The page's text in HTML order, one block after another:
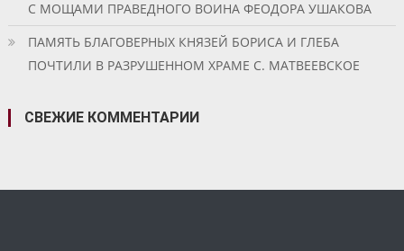
С МОЩАМИ ПРАВЕДНОГО ВОИНА ФЕОДОРА УШАКОВА
ПАМЯТЬ БЛАГОВЕРНЫХ КНЯЗЕЙ БОРИСА И ГЛЕБА
ПОЧТИЛИ В РАЗРУШЕННОМ ХРАМЕ С. МАТВЕЕВСКОЕ
СВЕЖИЕ КОММЕНТАРИИ